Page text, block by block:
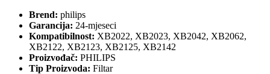
Brend: philips
Garancija: 24-mjeseci
Kompatibilnost: XB2022, XB2023, XB2042, XB2062,
XB2122, XB2123, XB2125, XB2142
Proizvođač: PHILIPS
Tip Proizvoda: Filtar